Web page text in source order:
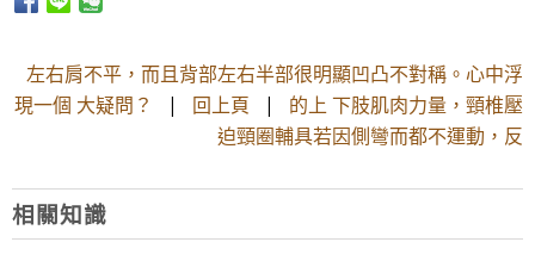
左右肩不平，而且背部左右半部很明顯凹凸不對稱。心中浮
現一個 大疑問？
| 回上頁 | 的上 下肢肌肉力量，頸椎壓
迫頸圈輔具若因側彎而都不運動，反
相關知識